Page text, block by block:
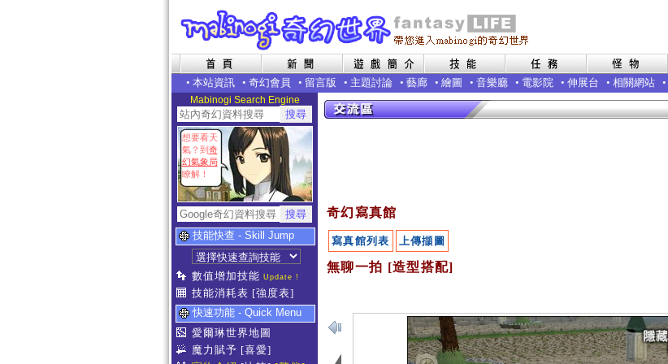
• 本站資訊 • 奇幻會員 • 留言版 • 主題討論 • 藝廊 • 繪圖 • 音樂廳 • 電影院 • 伸展台 • 相關網站 •
Mabinogi Search Engine
想要看天
氣？到 奇
幻氣象局
瞭解！
技能快查 - Skill Jump
數值增加技能 Update !
技能消耗表 [強度表]
快速功能 - Quick Menu
愛爾琳世界地圖
魔力賦予 [喜愛]
奇幻寫真館
寫真館列表 上傳擷圖
無聊一拍 [造型搭配]